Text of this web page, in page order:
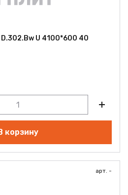
U 4100*600 40
корзину
арт. -